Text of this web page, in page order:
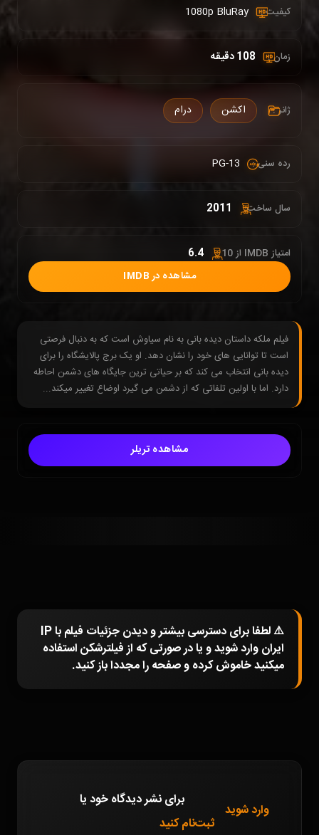
کیفیت : 1080p BluRay
زمان : 108 دقیقه
ژانر : اکشن درام
رده سنی : PG-13
سال ساخت: 2011
امتیاز IMDB از 10 : 6.4
مشاهده در IMDB
فیلم ملکه داستان دیده بانی به نام سیاوش است که به دنبال فرصتی
است تا توانایی های خود را نشان دهد. او یک برج پالایشگاه را برای
دیده بانی انتخاب می کند که بر حیاتی ترین جایگاه های دشمن احاطه
دارد. اما با اولین تلفاتی که از دشمن می گیرد اوضاع تغییر میکند...
مشاهده تریلر
⚠️ لطفا برای دسترسی بیشتر و دیدن جزئیات فیلم با IP
ایران وارد شوید و یا در صورتی که از فیلترشکن استفاده
میکنید خاموش کرده و صفحه را مجددا باز کنید.
برای نشر دیدگاه خود
وارد شوید
یا
ثبت‌نام کنید